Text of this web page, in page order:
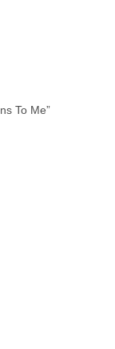
To Me”